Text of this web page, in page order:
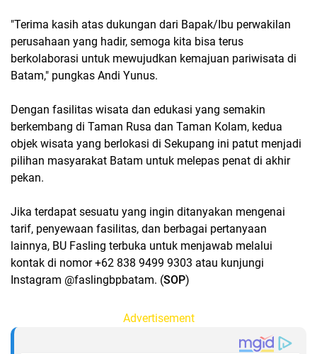
"Terima kasih atas dukungan dari Bapak/Ibu perwakilan
perusahaan yang hadir, semoga kita bisa terus
berkolaborasi untuk mewujudkan kemajuan pariwisata di
Batam," pungkas Andi Yunus.
Dengan fasilitas wisata dan edukasi yang semakin
berkembang di Taman Rusa dan Taman Kolam, kedua
objek wisata yang berlokasi di Sekupang ini patut menjadi
pilihan masyarakat Batam untuk melepas penat di akhir
pekan.
Jika terdapat sesuatu yang ingin ditanyakan mengenai
tarif, penyewaan fasilitas, dan berbagai pertanyaan
lainnya, BU Fasling terbuka untuk menjawab melalui
kontak di nomor +62 838 9499 9303 atau kunjungi
Instagram @faslingbpbatam. (SOP)
Advertisement